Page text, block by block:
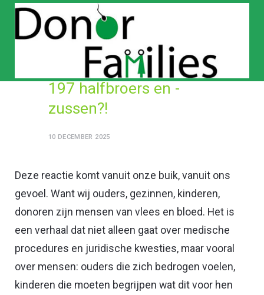
197 halfbroers en -
zussen?!
10 DECEMBER 2025
Deze reactie komt vanuit onze buik, vanuit ons
gevoel. Want wij ouders, gezinnen, kinderen,
donoren zijn mensen van vlees en bloed. Het is
een verhaal dat niet alleen gaat over medische
procedures en juridische kwesties, maar vooral
over mensen: ouders die zich bedrogen voelen,
kinderen die moeten begrijpen wat dit voor hen